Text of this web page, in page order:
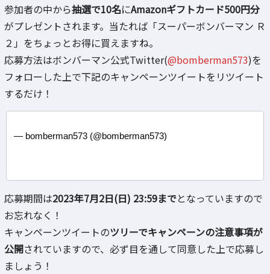
参加者の中から抽選で10名にAmazonギフトカード500円分
がプレゼントされます。当たれば「スーパーボンバーマン Ｒ
２」をちょっとお得に買えますね。
応募方法はボンバーマン公式Twitter(@bomberman573)を
フォローした上で下記のキャンペーンツイートをリツイート
するだけ！
— bomberman573 (@bomberman573)
応募期間は2023年7月2日(日) 23:59までとなっていますので
お忘れなく！
キャンペーンツイートのツリーでキャンペーンの注意事項が
公開されていますので、必ず目を通して同意した上で応募し
ましょう！